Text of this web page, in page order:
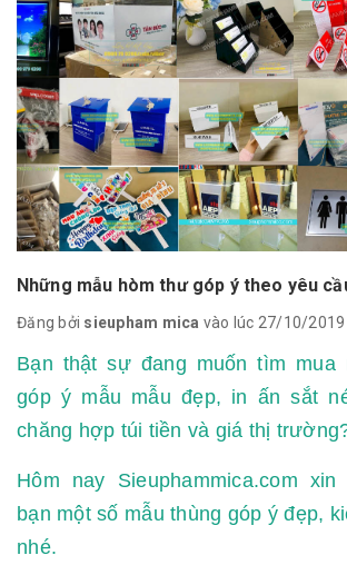
Những mẫu hòm thư góp ý theo yêu
Đăng bởi sieupham mica vào lúc 27/10/2019
Bạn thật sự đang muốn tìm mua
góp ý mẫu mẫu đẹp, in ấn sắt
chăng hợp túi tiền và giá thị
Hôm nay Sieuphammica.com
bạn một số mẫu thùng góp ý đẹp,
nhé.